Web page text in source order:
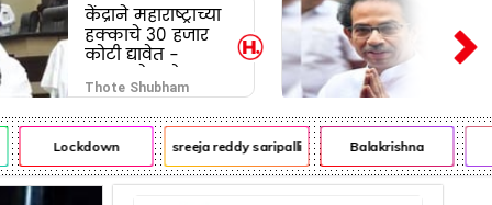
केंद्राने महाराष्ट्राच्या
हक्काचे 30 हजार
कोटी द्यावेत -
बाळासाहेब थोरात
Thote Shubham
Lockdown sreeja reddy saripalli Balakrishna